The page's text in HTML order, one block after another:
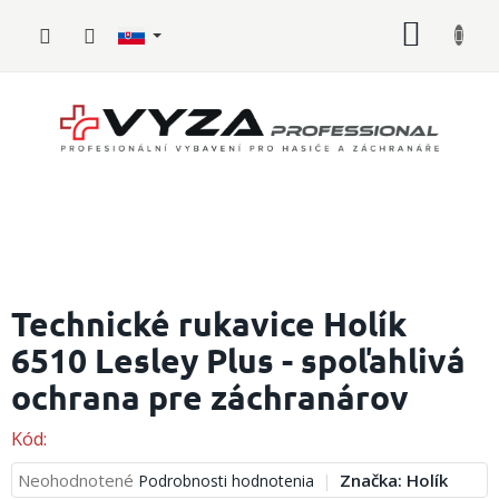
Požiarny
šport
vybavenie
Oblečenie,
Technické rukavice Holík
6510 Lesley Plus - spoľahlivá
ochrana pre záchranárov
Kód:
Priemerné
Neohodnotené Podrobnosti hodnotenia Značka: Holík